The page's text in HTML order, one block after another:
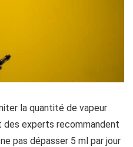
la quantité de vapeur
des experts recommandent
pas dépasser 5 ml par jour